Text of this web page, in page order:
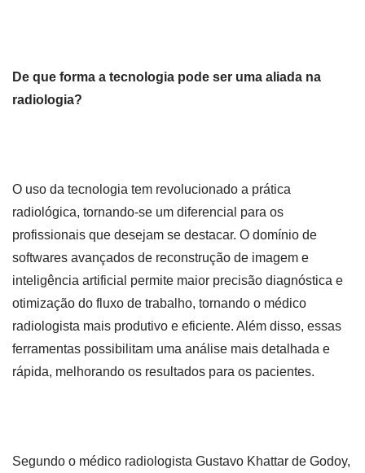
De que forma a tecnologia pode ser uma aliada na
radiologia?
O uso da tecnologia tem revolucionado a prática
radiológica, tornando-se um diferencial para os
profissionais que desejam se destacar. O domínio de
softwares avançados de reconstrução de imagem e
inteligência artificial permite maior precisão diagnóstica e
otimização do fluxo de trabalho, tornando o médico
radiologista mais produtivo e eficiente. Além disso, essas
ferramentas possibilitam uma análise mais detalhada e
rápida, melhorando os resultados para os pacientes.
Segundo o médico radiologista Gustavo Khattar de Godoy,